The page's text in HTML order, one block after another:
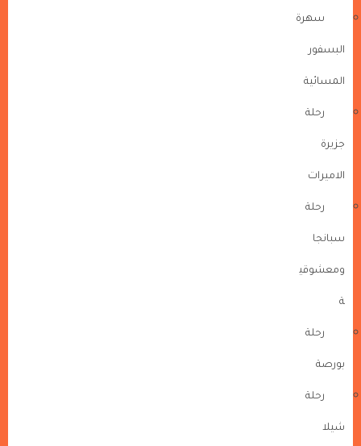
سهرة
البسفور
المسائية
رحلة
جزيرة
الاميرات
رحلة
سبانجا
ومعشوقي
ة
رحلة
بورصة
رحلة
شيلا